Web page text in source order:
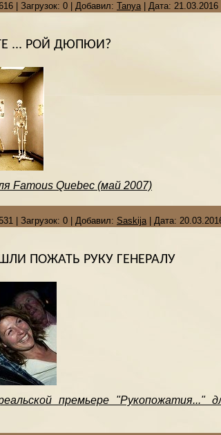
Загрузок: 0 Добавил: Tanya| Дата: 21.03.2016
... РОЙ ДЮПЮИ?
Famous Quebec (май 2007)
Загрузок: 0 Добавил: Saskija| Дата:
ПОЖАТЬ РУКУ ГЕНЕРАЛУ
премьере "Рукопожатия..."